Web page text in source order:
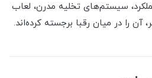
سیستم‌های تخلیه مدرن، لعاب
آن را در میان رقبا برجسته کرده‌اند.